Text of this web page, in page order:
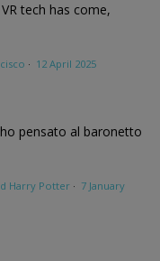
tech has come,
· 12 April 2025
pensato al baronetto
Harry Potter · 7 January